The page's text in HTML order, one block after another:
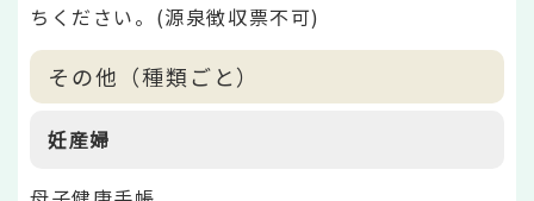
ちください。(源泉徴収票不可)
その他（種類ごと）
妊産婦